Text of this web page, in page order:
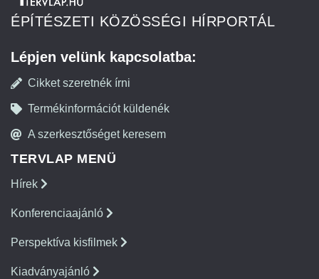
ÉPÍTÉSZETI KÖZÖSSÉGI HÍRPORTÁL
Lépjen velünk kapcsolatba:
Cikket szeretnék írni
Termékinformációt küldenék
A szerkesztőséget keresem
TERVLAP MENÜ
Hírek
Konferenciaajánló
Perspektíva kisfilmek
Kiadványajánló